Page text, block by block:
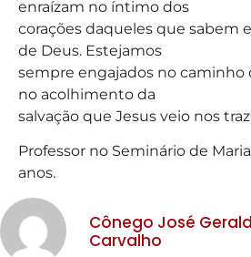
enraízam no íntimo dos
corações daqueles que sabem
de Deus. Estejamos
sempre engajados no caminho
no acolhimento da
salvação que Jesus veio nos
Professor no Seminário de
anos.
Cônego José
Carvalho